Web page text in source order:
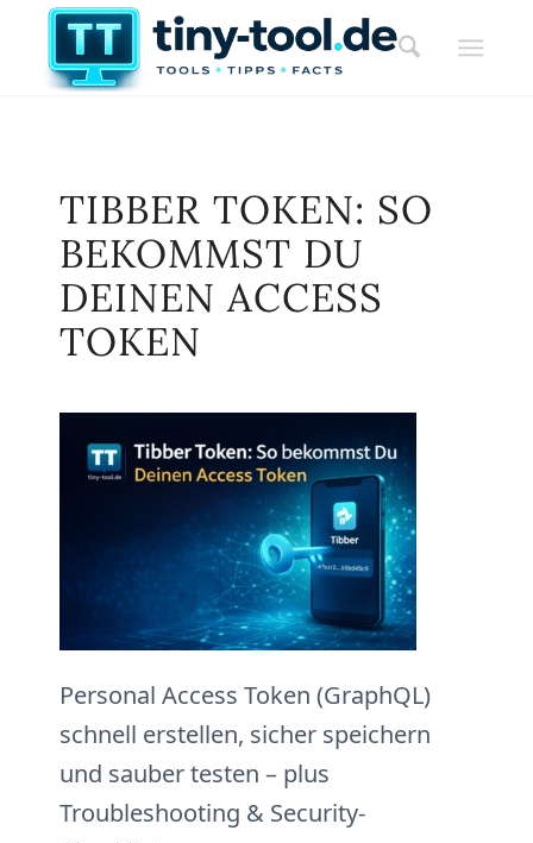
TIBBER TOKEN: SO
BEKOMMST DU
DEINEN ACCESS
TOKEN
Personal Access Token (GraphQL)
schnell erstellen, sicher speichern
und sauber testen – plus
Troubleshooting & Security-